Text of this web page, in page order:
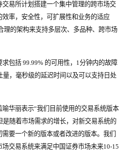
易所计划搭建一个集中管理的跨市场交
率，安全性，可扩展性和业务的适应
理的架构来支持多层次、多品种、跨市场
包括 99.99% 的可用性，1分钟内的故障
量，毫秒级的延迟时间以及可以支持日处
华丽表示“我们目前使用的交易系统版本
是随着市场需求的增长，对新交易系统的
要一个新的版本或者改进的版本。我们
交易系统来满足中国证券市场未来10-15